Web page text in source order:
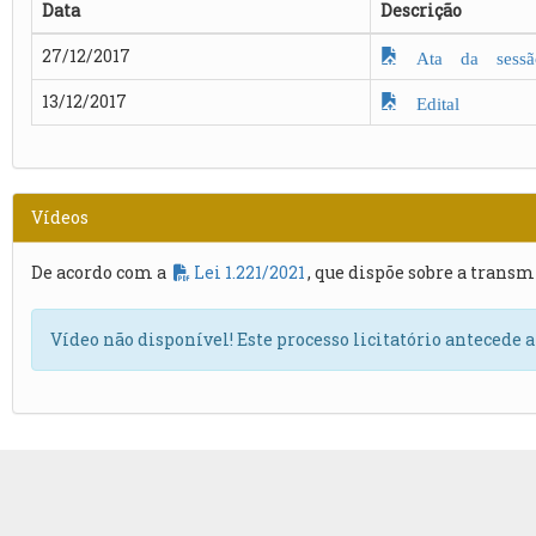
Data
Descrição
27/12/2017
Ata da
13/12/2017 Edital
Vídeos
De acordo com a Lei 1.221/2021 , que dispõe sobre a
Vídeo não disponível! Este processo licitatório antecede